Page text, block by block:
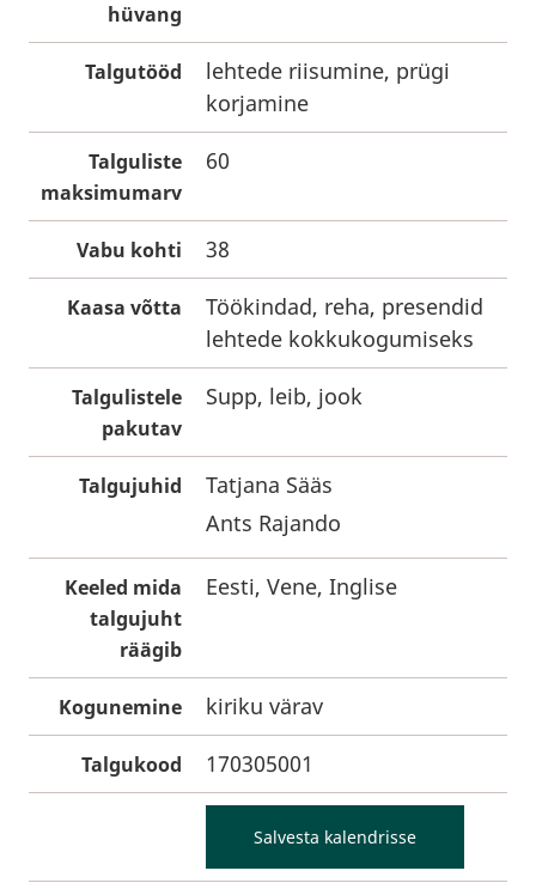
hüvang
Talgutööd
lehtede riisumine, prügi
korjamine
Talguliste
maksimumarv
60
Vabu kohti 38
Kaasa võtta
Töökindad, reha, presendid
lehtede kokkukogumiseks
Talgulistele
pakutav
Supp, leib, jook
Talgujuhid
Tatjana Sääs
Ants Rajando
Keeled mida
talgujuht
räägib
Eesti, Vene, Inglise
Kogunemine kiriku värav
Talgukood 170305001
Salvesta kalendrisse